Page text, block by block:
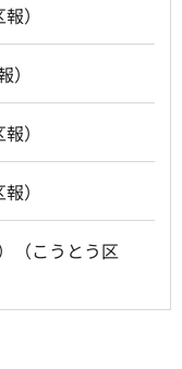
）
）
）
（こうとう区